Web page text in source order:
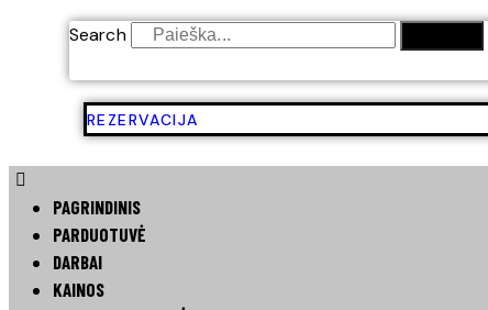
Search
REZERVACIJA
PAGRINDINIS
PARDUOTUVĖ
DARBAI
KAINOS